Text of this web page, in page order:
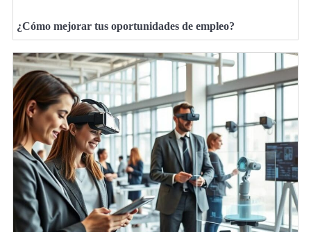
¿Cómo mejorar tus oportunidades de empleo?